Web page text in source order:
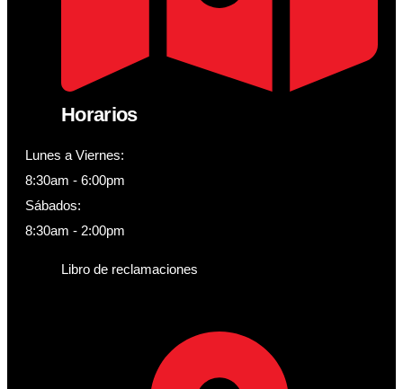
Horarios
Lunes a Viernes:
8:30am - 6:00pm
Sábados:
8:30am - 2:00pm
Libro de reclamaciones